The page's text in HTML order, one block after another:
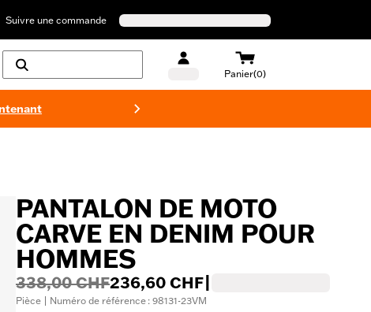
Suivre une commande
Panier(0)
PANTALON DE MOTO
CARVE EN DENIM POUR
HOMMES
338,00 CHF236,60 CHF
Pièce | Numéro de référence : 98131-23VM